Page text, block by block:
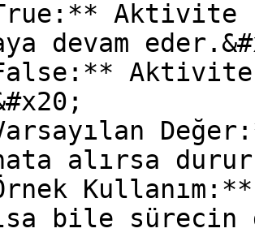
devam
alırsa
bile sürecin